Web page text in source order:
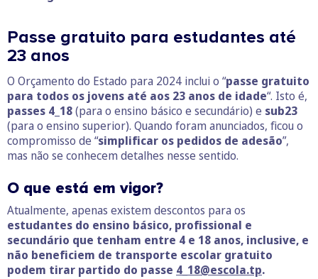
Passe gratuito para estudantes até
23 anos
O Orçamento do Estado para 2024 inclui o “passe gratuito
para todos os jovens até aos 23 anos de idade“. Isto é,
passes 4_18(para o ensino básico e secundário) e sub23
(para o ensino superior). Quando foram anunciados, ficou o
compromisso de “simplificar os pedidos de adesão”,
mas não se conhecem detalhes nesse sentido.
O que está em vigor?
Atualmente, apenas existem descontos para os
estudantes do ensino básico, profissional e
secundário que tenham entre 4 e 18 anos, inclusive, e
não beneficiem de transporte escolar gratuito
podem tirar partido do passe 4_18@escola.tp.